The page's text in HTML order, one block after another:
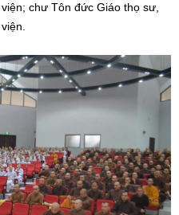
chư Tôn đức Giáo thọ sư,